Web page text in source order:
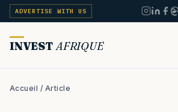
ADVERTISE WITH US
INVEST AFRIQUE
Accueil / Article